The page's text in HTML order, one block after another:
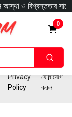
ও বিশ্বস্ততার সাথে
0
Privacy
Policy
যোগাযোগ
করুন